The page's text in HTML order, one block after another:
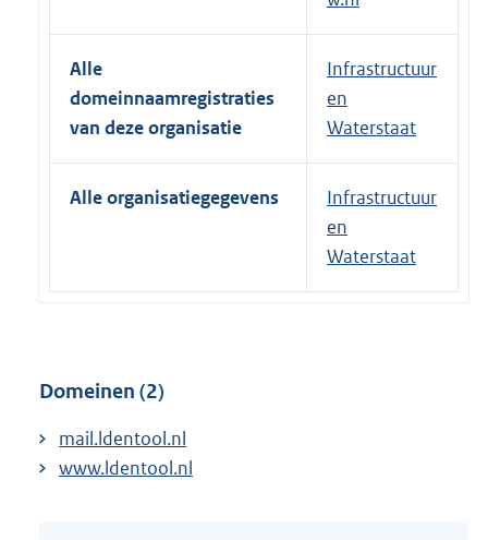
Alle
domeinnaamregistraties
van deze organisatie
Infrastructuur
en
Waterstaat
Alle organisatiegegevens
Infrastructuur
en
Waterstaat
Domeinen (2)
mail.ldentool.nl
www.ldentool.nl